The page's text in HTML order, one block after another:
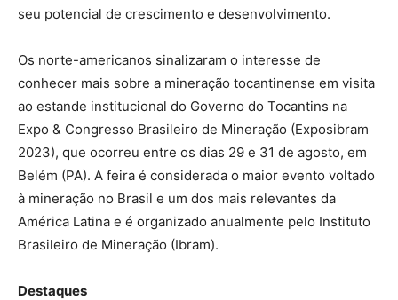
seu potencial de crescimento e desenvolvimento.
Os norte-americanos sinalizaram o interesse de
conhecer mais sobre a mineração tocantinense em visita
ao estande institucional do Governo do Tocantins na
Expo & Congresso Brasileiro de Mineração (Exposibram
2023), que ocorreu entre os dias 29 e 31 de agosto, em
Belém (PA). A feira é considerada o maior evento voltado
à mineração no Brasil e um dos mais relevantes da
América Latina e é organizado anualmente pelo Instituto
Brasileiro de Mineração (Ibram).
Destaques